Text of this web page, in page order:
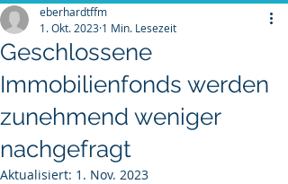
Geschlossene
Immobilienfonds werden
zunehmend weniger
nachgefragt
eberhardtffm
1. Okt. 2023 1 Min. Lesezeit
Aktualisiert: 1. Nov. 2023